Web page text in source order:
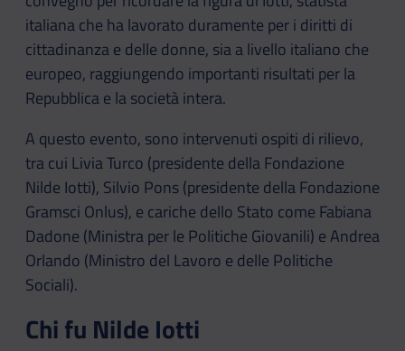
italiana che ha lavorato duramente per i diritti di
cittadinanza e delle donne, sia a livello italiano che
europeo, raggiungendo importanti risultati per la
Repubblica e la società intera.
A questo evento, sono intervenuti ospiti di rilievo,
tra cui Livia Turco (presidente della Fondazione
Nilde Iotti), Silvio Pons (presidente della Fondazione
Gramsci Onlus), e cariche dello Stato come Fabiana
Dadone (Ministra per le Politiche Giovanili) e Andrea
Orlando (Ministro del Lavoro e delle Politiche
Sociali).
Chi fu Nilde Iotti